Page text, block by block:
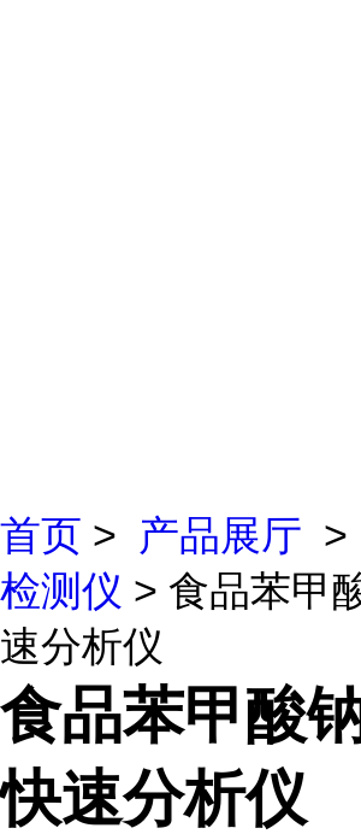
首页 > 产品展厅 >
检测仪 > 食品苯甲
速分析仪
食品苯甲酸
快速分析仪